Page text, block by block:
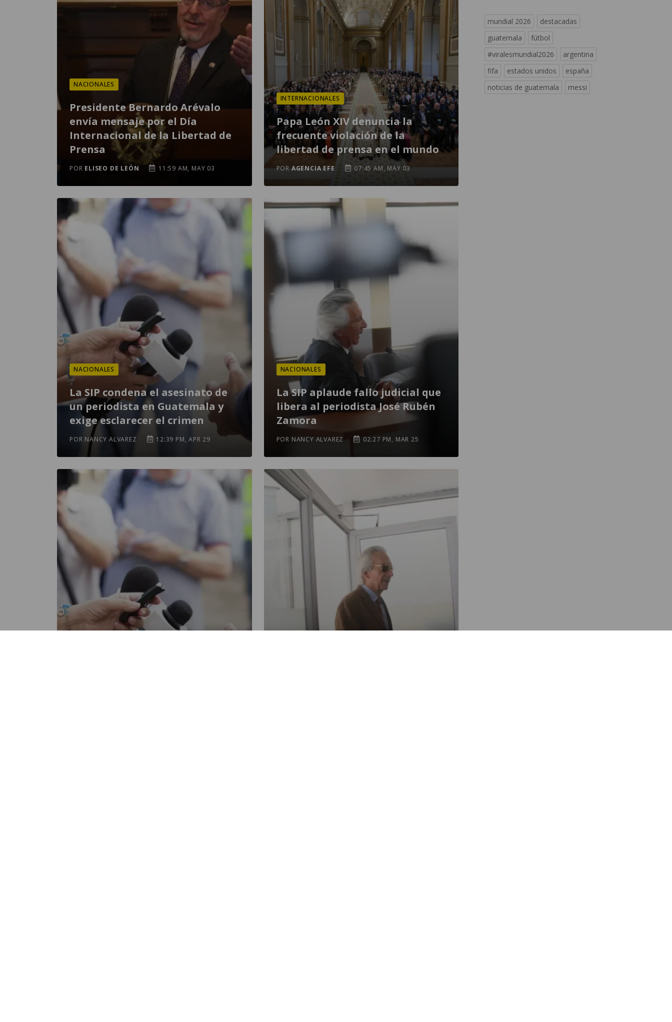
NACIONALES
Presidente Bernardo Arévalo
envía mensaje por el Día
Internacional de la Libertad de
Prensa
POR ELISEO DE LEÓN 11:59 AM, MAY 03
INTERNACIONALES
Papa León XIV denuncia la
frecuente violación de la
libertad de prensa en el mundo
POR AGENCIA EFE 07:45 AM, MAY 03
NACIONALES
La SIP condena el asesinato de
un periodista en Guatemala y
exige esclarecer el crimen
POR NANCY ALVAREZ 12:39 PM, APR 29
NACIONALES
La SIP aplaude fallo judicial que
libera al periodista José Rubén
Zamora
POR NANCY ALVAREZ 02:27 PM, MAR 25
mundial 2026
destacadas
guatemala
fútbol
#viralesmundial2026
argentina
fifa
estados unidos
españa
noticias de guatemala
messi